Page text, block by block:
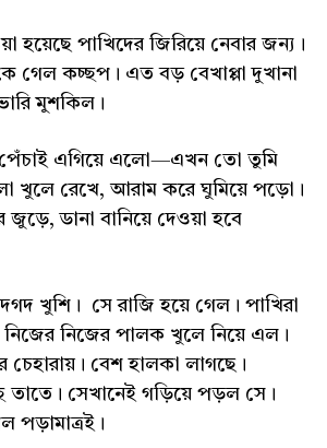
হয়েছে পাখিদের জিরিয়ে নেবার জন্য।
গেল কচ্ছপ। এত বড় বেখাপ্পা দুখানা
মুশকিল।
পেঁচাই এগিয়ে এলো—এখন তো তুমি
খুলে রেখে, আরাম করে ঘুমিয়ে পড়ো।
জুড়ে, ডানা বানিয়ে দেওয়া হবে
খুশি। সে রাজি হয়ে গেল। পাখিরা
নিজের পালক খুলে নিয়ে এল।
বেশ হালকা লাগছে।
সেখানেই গড়িয়ে পড়ল সে।
পড়ামাত্রই।